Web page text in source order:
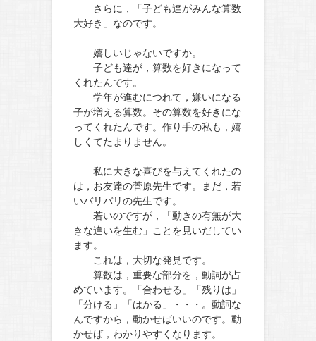
さらに，「子ども達がみんな算数
大好き」なのです。
嬉しいじゃないですか。
子ども達が，算数を好きになって
くれたんです。
学年が進むにつれて，嫌いになる
子が増える算数。その算数を好きにな
ってくれたんです。作り手の私も，嬉
しくてたまりません。
私に大きな喜びを与えてくれたの
は，お友達の菅原先生です。まだ，若
いバリバリの先生です。
若いのですが，「動きの有無が大
きな違いを生む」ことを見いだしてい
ます。
これは，大切な発見です。
算数は，重要な部分を，動詞が占
めています。「合わせる」「残りは」
「分ける」「はかる」・・・。動詞な
んですから，動かせばいいのです。動
かせば，わかりやすくなります。